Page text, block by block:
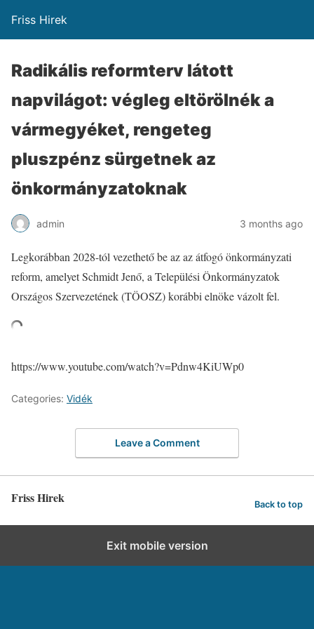
Friss Hirek
Radikális reformterv látott
napvilágot: végleg eltörölnék a
vármegyéket, rengeteg
pluszpénz sürgetnek az
önkormányzatoknak
admin 3 months ago
Legkorábban 2028-tól vezethető be az az átfogó önkormányzati
reform, amelyet Schmidt Jenő, a Települési Önkormányzatok
Országos Szervezetének (TÖOSZ) korábbi elnöke vázolt fel.
https://www.youtube.com/watch?v=Pdnw4KiUWp0
Categories: Vidék
Leave a Comment
Friss Hirek Back to top
Exit mobile version